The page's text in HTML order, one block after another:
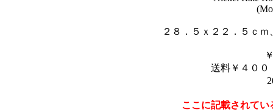
２８．５ｘ２２．５ｃ
送料￥４００
ここに記載されて